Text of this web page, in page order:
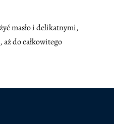
masło i delikatnymi,
do całkowitego